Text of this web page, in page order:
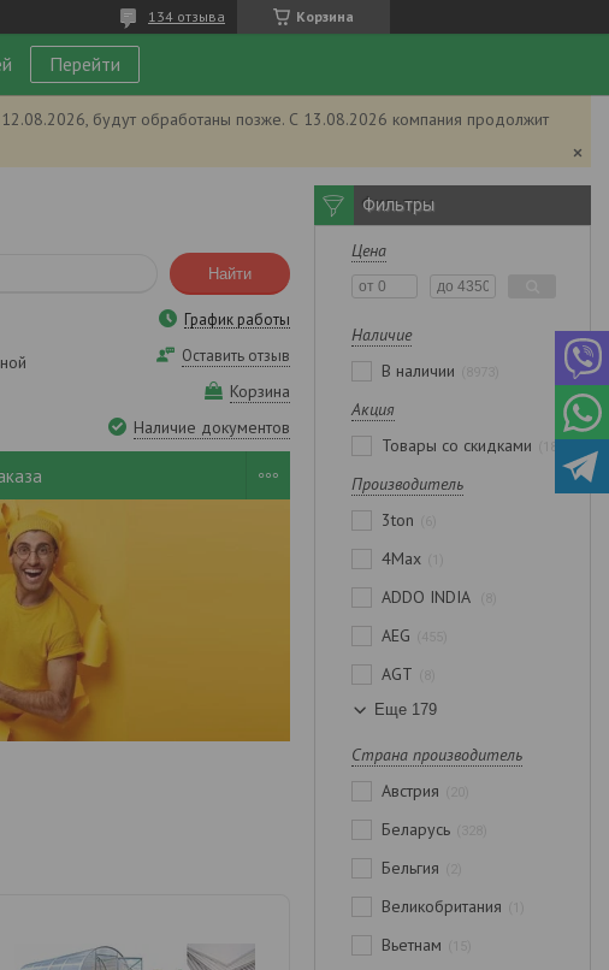
Корзина
134 отзыва
Перейти
будут обработаны позже. С 13.08.2026 компания продолжит
Найти
График работы
Оставить отзыв
Корзина
Наличие документов
Фильтры
Цена
Наличие
В наличии
Акция
Товары со скидками
Производитель
3ton
4Max
ADDO INDIA
AEG
AGT
Еще 179
Страна производитель
Австрия
Беларусь
Бельгия
Великобритания
Вьетнам